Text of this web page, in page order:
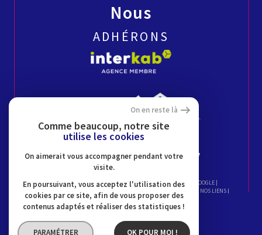
Nous
ADHÉRONS
© 2026 | TOUS DROITS RÉSERVÉS | TRADUCTION POWERED BY GOOGLE |
NOS HONORAIRES
PLAN DU SITE
NOS LIENS
RGPD RAMBAUD IMMO
POLITIQUE RGPD COOKIES
On en reste là
Comme beaucoup, notre site
utilise les cookies
On aimerait vous accompagner pendant votre
visite.
En poursuivant, vous acceptez l'utilisation des
cookies par ce site, afin de vous proposer des
contenus adaptés et réaliser des statistiques !
PARAMÉTRER OK POUR MOI !